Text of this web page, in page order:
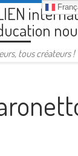
tous créateurs !